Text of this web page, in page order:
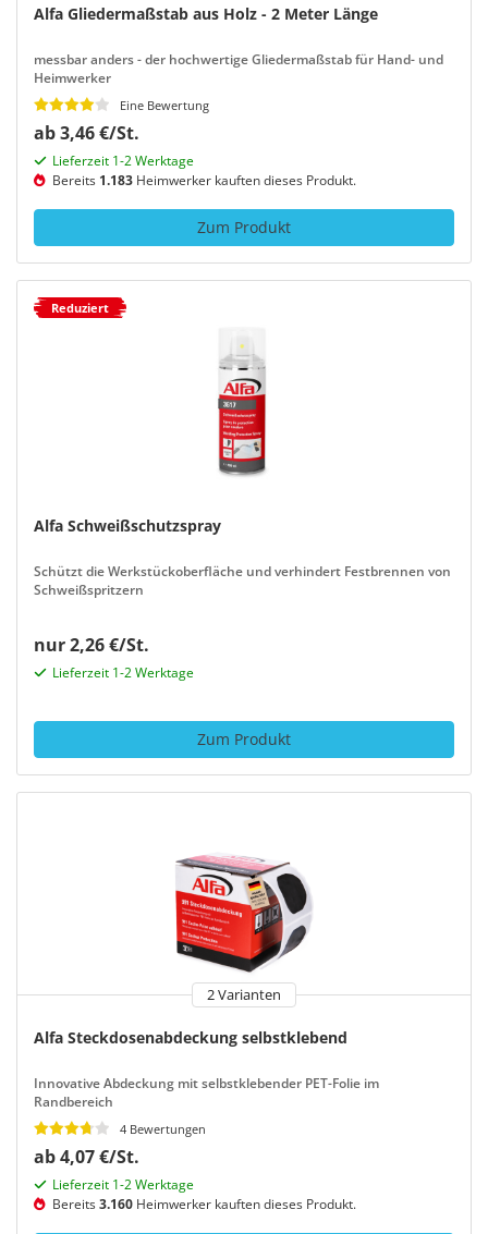
Alfa Gliedermaßstab aus Holz - 2 Meter Länge
messbar anders - der hochwertige Gliedermaßstab für Hand- und
Heimwerker
Eine Bewertung
ab 3,46 €/St.
Lieferzeit 1-2 Werktage
Bereits 1.183 Heimwerker kauften dieses Produkt.
Zum Produkt
Reduziert
Alfa Schweißschutzspray
Schützt die Werkstückoberfläche und verhindert Festbrennen von
Schweißspritzern
nur 2,26 €/St.
Lieferzeit 1-2 Werktage
Zum Produkt
2 Varianten
Alfa Steckdosenabdeckung selbstklebend
Innovative Abdeckung mit selbstklebender PET-Folie im
Randbereich
4 Bewertungen
ab 4,07 €/St.
Lieferzeit 1-2 Werktage
Bereits3.160 Heimwerker kauften dieses Produkt.